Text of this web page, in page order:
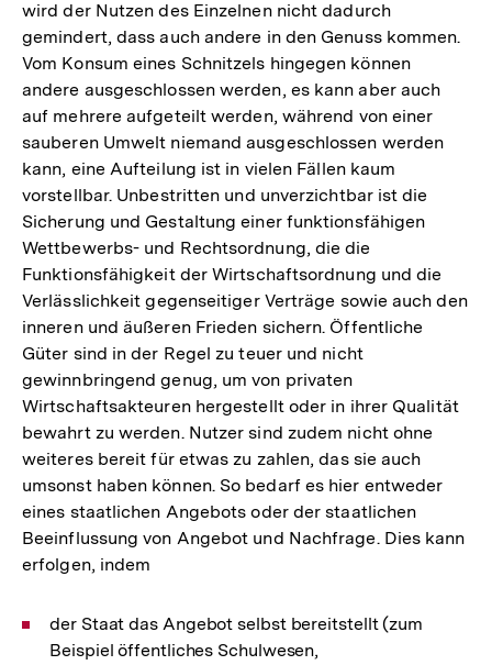
wird der Nutzen des Einzelnen nicht dadurch
gemindert, dass auch andere in den Genuss kommen.
Vom Konsum eines Schnitzels hingegen können
andere ausgeschlossen werden, es kann aber auch
auf mehrere aufgeteilt werden, während von einer
sauberen Umwelt niemand ausgeschlossen werden
kann, eine Aufteilung ist in vielen Fällen kaum
vorstellbar. Unbestritten und unverzichtbar ist die
Sicherung und Gestaltung einer funktionsfähigen
Wettbewerbs- und Rechtsordnung, die die
Funktionsfähigkeit der Wirtschaftsordnung und die
Verlässlichkeit gegenseitiger Verträge sowie auch den
inneren und äußeren Frieden sichern. Öffentliche
Güter sind in der Regel zu teuer und nicht
gewinnbringend genug, um von privaten
Wirtschaftsakteuren hergestellt oder in ihrer Qualität
bewahrt zu werden. Nutzer sind zudem nicht ohne
weiteres bereit für etwas zu zahlen, das sie auch
umsonst haben können. So bedarf es hier entweder
eines staatlichen Angebots oder der staatlichen
Beeinflussung von Angebot und Nachfrage. Dies kann
erfolgen, indem
der Staat das Angebot selbst bereitstellt (zum
Beispiel öffentliches Schulwesen,